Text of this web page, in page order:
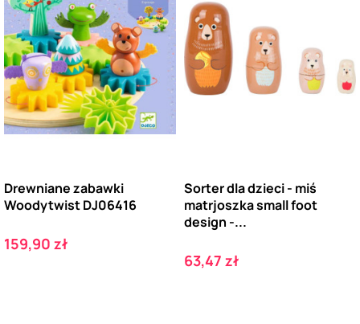
Drewniane zabawki
Woodytwist DJ06416
Cena
159,90 zł
Sorter dla dzieci - miś
matrjoszka small foot
design -...
Cena
63,47 zł